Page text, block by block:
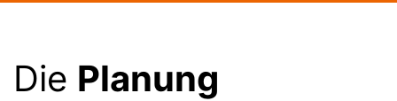
Die Planung